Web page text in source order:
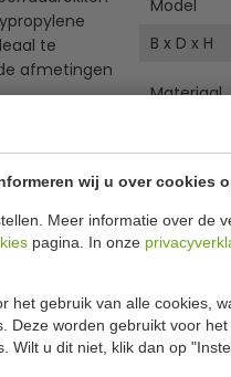
wij u over cookies
Meer informatie over de
pagina. In onze
het gebruik van alle cookies,
Deze worden gebruikt voor
Wilt u dit niet, klik dan op
te
afmetingen
Model
B x D x H
Materiaal
Belastbaar